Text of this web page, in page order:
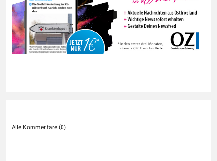
Alle Kommentare (0)